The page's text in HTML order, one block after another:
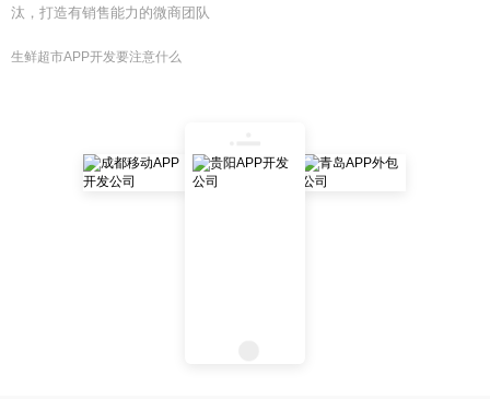
汰，打造有销售能力的微商团队
生鲜超市APP开发要注意什么